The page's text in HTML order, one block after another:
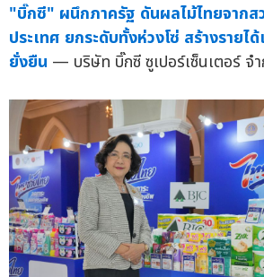
"บิ๊กซี" ผนึกภาครัฐ ดันผลไม้ไทยจากส
ประเทศ ยกระดับทั้งห่วงโซ่ สร้างรายไ
ยั่งยืน — บริษัท บิ๊กซี ซูเปอร์เซ็นเตอร์ จ